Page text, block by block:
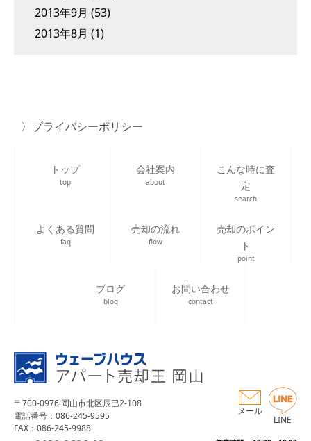
2013年9月 (53)
2013年8月 (1)
プライバシーポリシー
トップ
top
会社案内
about
こんな時に査
定
search
よくある質問
faq
売却の流れ
flow
売却のポイン
ト
point
ブログ
blog
お問い合わせ
contact
〒700-0976 岡山市北区辰巳2-108
電話番号：086-245-9595
FAX：086-245-9988
メール
LINE